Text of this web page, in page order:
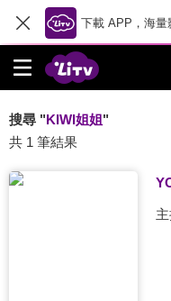
下載 APP，海量
搜尋 "KIWI姐姐"
共 1 筆結果
主